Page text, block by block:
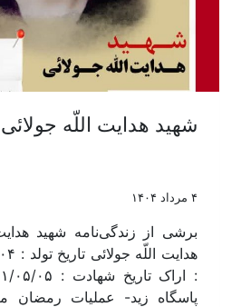
شهید هدایت اللّه جولائی
۴ مرداد ۱۴۰۴
برشی از زندگی‌نامه شهید
پاسگاه زید- عملیات رمضان